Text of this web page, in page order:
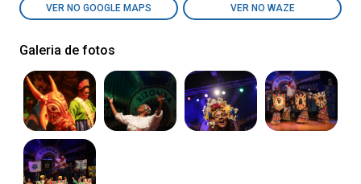
VER NO GOOGLE MAPS VER NO WAZE
Galeria de fotos